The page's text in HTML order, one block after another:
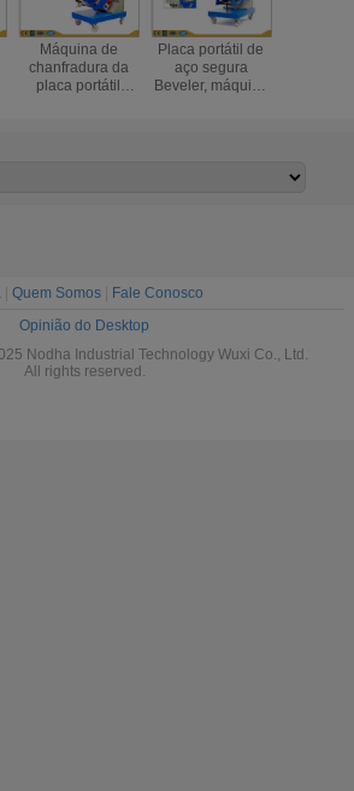
Máquina de
chanfradura da
placa portátil
Placa portátil de
aço segura
Beveler, máquina
Quem Somos|
Fale Conosco
Opinião do Desktop
Nodha Industrial Technology Wuxi Co., Ltd.
All rights reserved.